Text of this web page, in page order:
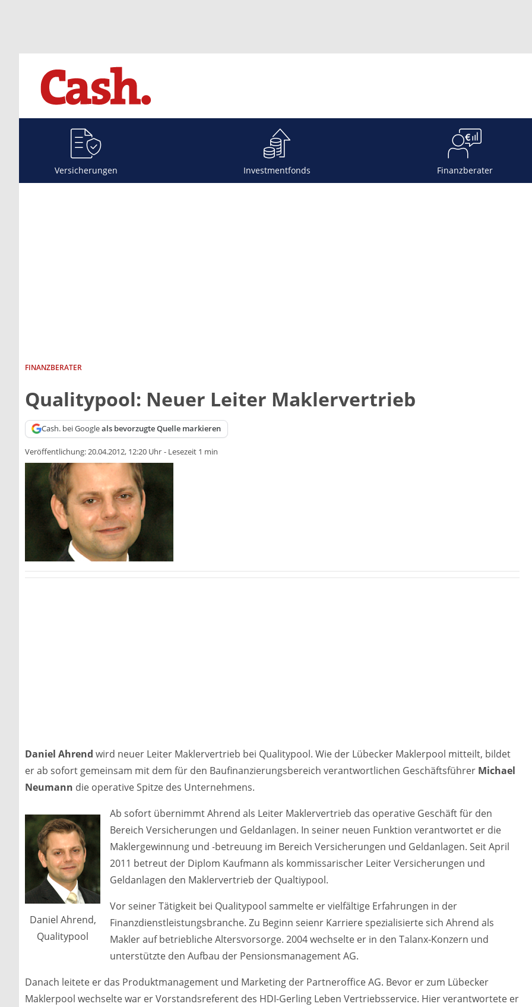
Versicherungen Investmentfonds Finanzberater
FINANZBERATER
Qualitypool: Neuer Leiter Maklervertrieb
Cash. bei Googleals bevorzugte Quelle markieren
Veröffentlichung:20.04.2012, 12:20 Uhr - Lesezeit 1 min
Daniel Ahrend wird neuer Leiter Maklervertrieb bei Qualitypool. Wie der Lübecker Maklerpool mitteilt, bildet
er ab sofort gemeinsam mit dem für den Baufinanzierungsbereich verantwortlichen Geschäftsführer Michael
Neumann die operative Spitze des Unternehmens.
Daniel Ahrend,
Qualitypool
Ab sofort übernimmt Ahrend als Leiter Maklervertrieb das operative Geschäft für den
Bereich Versicherungen und Geldanlagen. In seiner neuen Funktion verantwortet er die
Maklergewinnung und -betreuung im Bereich Versicherungen und Geldanlagen. Seit April
2011 betreut der Diplom Kaufmann als kommissarischer Leiter Versicherungen und
Geldanlagen den Maklervertrieb der Qualtiypool.
Vor seiner Tätigkeit bei Qualitypool sammelte er vielfältige Erfahrungen in der
Finanzdienstleistungsbranche. Zu Beginn seienr Karriere spezialisierte sich Ahrend als
Makler auf betriebliche Altersvorsorge. 2004 wechselte er in den Talanx-Konzern und
unterstützte den Aufbau der Pensionsmanagement AG.
Danach leitete er das Produktmanagement und Marketing der Partneroffice AG. Bevor er zum Lübecker
Maklerpool wechselte war er Vorstandsreferent des HDI-Gerling Leben Vertriebsservice. Hier verantwortete er